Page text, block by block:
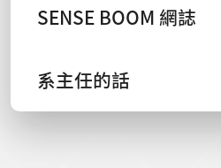
SENSE BOOM 網誌
系主任的話